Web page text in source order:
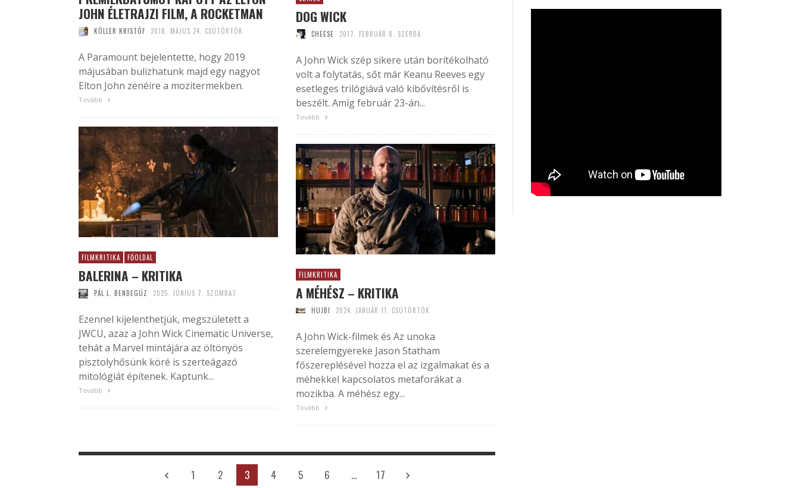
JOHN ÉLETRAJZI FILM, A ROCKETMAN
KÖLLER KRISTÓF 2018. MÁJUS 24. CSÜTÖRTÖK
A Paramount bejelentette, hogy 2019
májusában bulizhatunk majd egy nagyot
Elton John zenéire a mozitermekben.
Tovább
DOG WICK
CHEESE 2017. FEBRUÁR 8. SZERDA
A John Wick szép sikere után borítékolható
volt a folytatás, sőt már Keanu Reeves egy
esetleges trilógiává való kibővítésről is
beszélt. Amíg február 23-án...
Tovább
FILMKRITIKA FŐOLDAL
BALERINA – KRITIKA
PÁL L. BENDEGÚZ 2025. JÚNIUS 7. SZOMBAT
Ezennel kijelenthetjük, megszületett a
JWCU, azaz a John Wick Cinematic Universe,
tehát a Marvel mintájára az öltönyös
pisztolyhősünk köré is szerteágazó
mitológiát építenek. Kaptunk...
Tovább
FILMKRITIKA
A MÉHÉSZ – KRITIKA
HUJBI 2024. JANUÁR 11. CSÜTÖRTÖK
A John Wick-filmek és Az unoka
szerelemgyereke Jason Statham
főszereplésével hozza el az izgalmakat és a
méhekkel kapcsolatos metaforákat a
mozikba. A méhész egy...
Tovább
1 2 3 4 5 6 … 17